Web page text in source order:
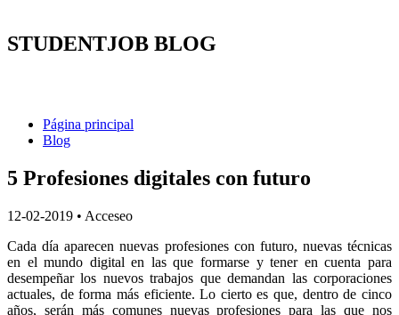
STUDENTJOB BLOG
Página principal
Blog
5 Profesiones digitales con futuro
12-02-2019 • Acceseo
Cada día aparecen nuevas profesiones con futuro, nuevas técnicas
en el mundo digital en las que formarse y tener en cuenta para
desempeñar los nuevos trabajos que demandan las corporaciones
actuales, de forma más eficiente. Lo cierto es que, dentro de cinco
años, serán más comunes nuevas profesiones para las que nos